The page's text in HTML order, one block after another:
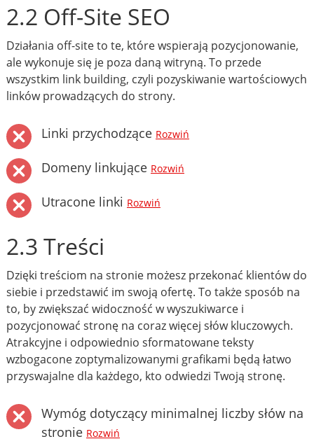
2.2 Off-Site SEO
Działania off-site to te, które wspierają pozycjonowanie,
ale wykonuje się je poza daną witryną. To przede
wszystkim link building, czyli pozyskiwanie wartościowych
linków prowadzących do strony.
Linki przychodzące Rozwiń
Domeny linkujące Rozwiń
Utracone linki Rozwiń
2.3 Treści
Dzięki treściom na stronie możesz przekonać klientów do
siebie i przedstawić im swoją ofertę. To także sposób na
to, by zwiększać widoczność w wyszukiwarce i
pozycjonować stronę na coraz więcej słów kluczowych.
Atrakcyjne i odpowiednio sformatowane teksty
wzbogacone zoptymalizowanymi grafikami będą łatwo
przyswajalne dla każdego, kto odwiedzi Twoją stronę.
Wymóg dotyczący minimalnej liczby słów na
stronie Rozwiń